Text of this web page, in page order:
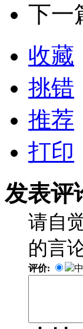
下一
收藏
挑错
推荐
打印
发表评
请自
的言论
评价: